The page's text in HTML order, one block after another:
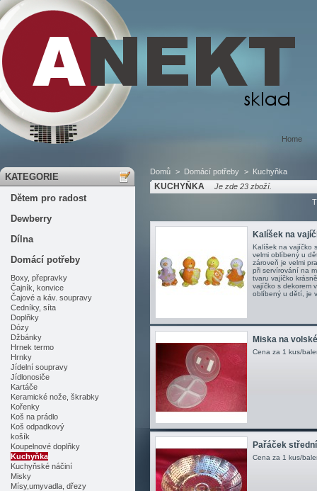
Home
KATEGORIE
Dětem pro radost
Dewberry
Dílna
Domácí potřeby
Boxy, přepravky
Čajník, konvice
Čajové a káv. soupravy
Cedníky, síta
Doplňky
Dózy
Džbánky
Hrnek termo
Hrnky
Jídelní soupravy
Jídlonosiče
Kartáče
Keramické nože, škrabky
Kořenky
Koš na prádlo
Koš odpadkový
košík
Koupelnové doplňky
Kuchyňka
Kuchyňské náčiní
Misky
Mísy,umyvadla, dřezy
Domů > Domácí potřeby > Kuchyňka
KUCHYŇKA
Je zde 23 zboží.
Kalíšek na
Kalíšek na vajíčko
velmi oblíbený u
zároveň je velmi
při servírování na
tvaru vajíčko
vajíčko s dekorem
oblíbený u dětí, je
Miska na
Cena za 1 kus/
Pařáček
Cena za 1 kus/